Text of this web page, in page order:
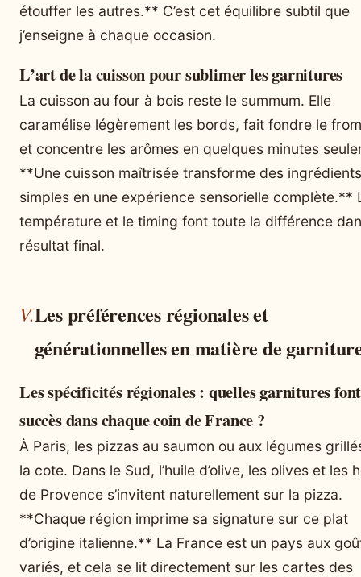
étouffer les autres.** C’est cet équilibre subtil que
j’enseigne à chaque occasion.
L’art de la cuisson pour sublimer les garnitures
La cuisson au four à bois reste le summum. Elle
caramélise légèrement les bords, fait fondre le
et concentre les arômes en quelques minutes
**Une cuisson maîtrisée transforme des ingrédients
simples en une expérience sensorielle complète.**
température et le timing font toute la différence
résultat final.
Les préférences régionales et
générationnelles en matière de
Les spécificités régionales : quelles garnitures
succès dans chaque coin de France ?
À Paris, les pizzas au saumon ou aux légumes
la cote. Dans le Sud, l’huile d’olive, les olives et les
de Provence s’invitent naturellement sur la pizza.
**Chaque région imprime sa signature sur ce plat
d’origine italienne.** La France est un pays aux
variés, et cela se lit directement sur les cartes des